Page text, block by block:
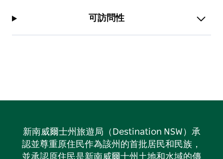
可訪問性
新南威爾士州旅遊局（Destination NSW）承
認並尊重原住民作為該州的首批居民和民族，
並承認原住民是新南威爾士州土地和水域的傳